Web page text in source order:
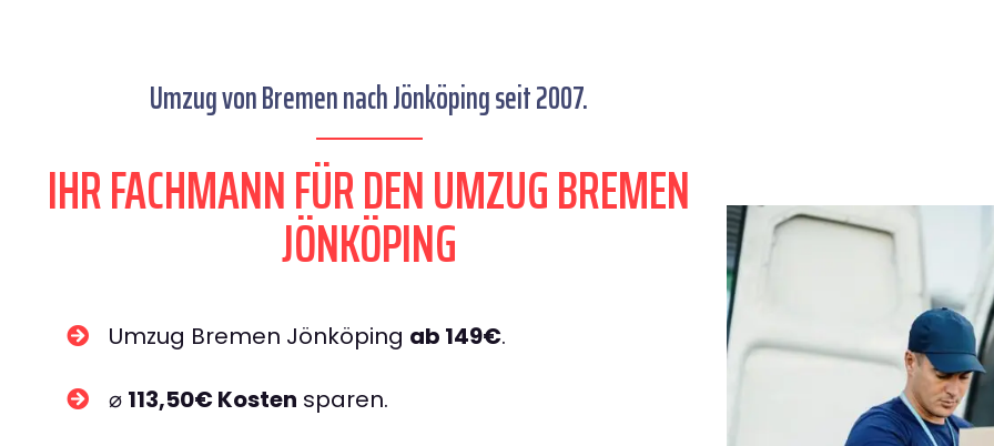
Umzug von Bremen nach Jönköping seit 2007.
IHR FACHMANN FÜR DEN UMZUG BREMEN
JÖNKÖPING
Umzug Bremen Jönköping ab 149€.
⌀ 113,50€ Kosten sparen.